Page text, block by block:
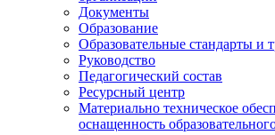
Документы
Образование
Образовательные стандарты и
Руководство
Педагогический состав
Ресурсный центр
Материально техническое
оснащенность